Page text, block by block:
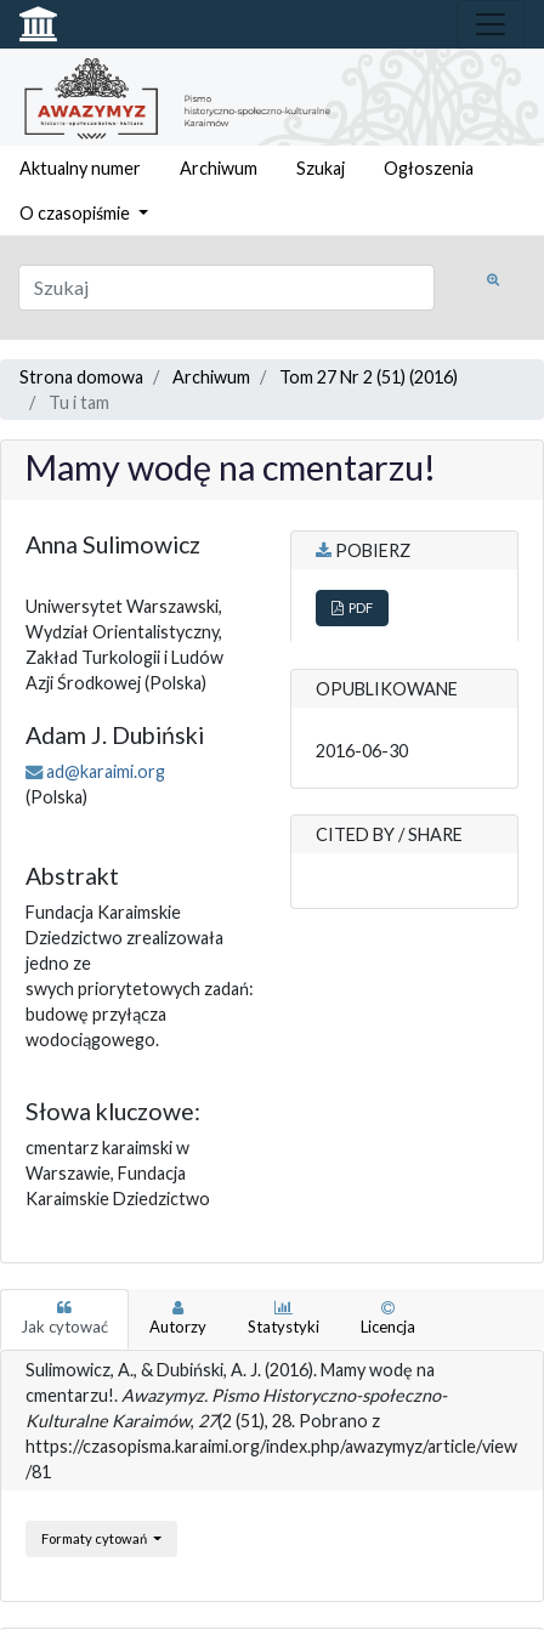
Aktualny numer Archiwum Szukaj Ogłoszenia
O czasopiśmie
Strona domowa Archiwum
Tom 27 Nr 2 (51) (2016)
Tu i tam
Mamy wodę na cmentarzu!
Anna Sulimowicz
Uniwersytet Warszawski,
Wydział Orientalistyczny,
Zakład Turkologii i Ludów
Azji Środkowej(Polska)
Adam J. Dubiński
ad@karaimi.org
(Polska)
Abstrakt
Fundacja Karaimskie
Dziedzictwo zrealizowała
jedno ze
swych priorytetowych zadań:
budowę przyłącza
wodociągowego.
Słowa kluczowe:
cmentarz karaimski w
Warszawie, Fundacja
Karaimskie Dziedzictwo
POBIERZ
PDF
OPUBLIKOWANE
2016-06-30
CITED BY / SHARE
Jak cytować Autorzy Statystyki Licencja
Sulimowicz, A., & Dubiński, A. J. (2016). Mamy wodę na
cmentarzu!. Awazymyz. Pismo Historyczno-społeczno-
Kulturalne Karaimów, 27(2 (51), 28. Pobrano z
https://czasopisma.karaimi.org/index.php/awazymyz/article/view
/81
Formaty cytowań